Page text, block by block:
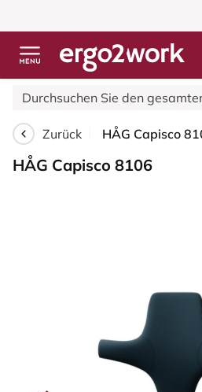
Zurück
HÅG Capisco 8106